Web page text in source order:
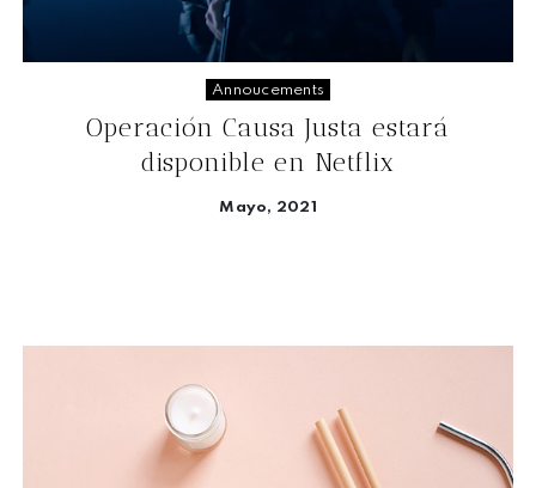
Annoucements
Operación Causa Justa estará
disponible en Netflix
Mayo, 2021